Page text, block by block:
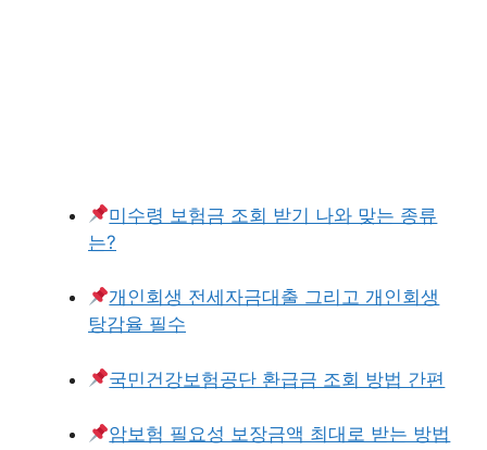
미수령 보험금 조회 받기 나와 맞는 종류
는?
개인회생 전세자금대출 그리고 개인회생
탕감율 필수
국민건강보험공단 환급금 조회 방법 간편
암보험 필요성 보장금액 최대로 받는 방법